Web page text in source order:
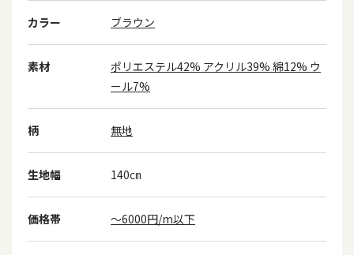
カラー ブラウン
素材
ポリエステル42% アクリル39% 綿12% ウ
ール7%
柄 無地
生地幅 140㎝
価格帯 ～6000円/m以下